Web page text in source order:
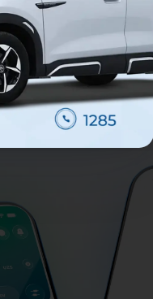
Facebook